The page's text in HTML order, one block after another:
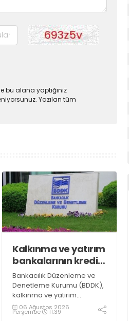
bu alana yaptığınız
Yazılan tüm
Kalkınma ve yatırım
bankalarının kredi
sınırlarında
değişiklik
Bankacılık Düzenleme ve
Denetleme Kurumu (BDDK),
kalkınma ve yatırım
bankalarının kredi sınırlarına
ilişkin düzenleme yaptı
06 Ağustos 2026
Perşembe 11:39